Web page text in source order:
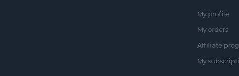
My profile
My orders
Affiliate
My